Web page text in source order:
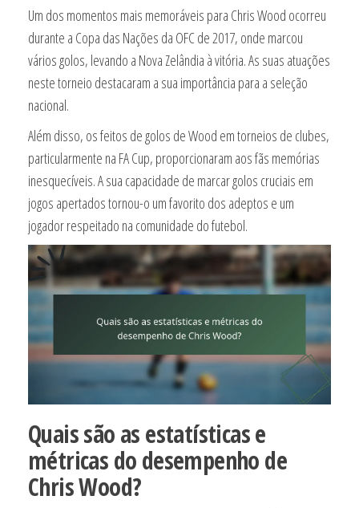
Um dos momentos mais memoráveis para Chris Wood ocorreu
durante a Copa das Nações da OFC de 2017, onde marcou
vários golos, levando a Nova Zelândia à vitória. As suas atuações
neste torneio destacaram a sua importância para a seleção
nacional.
Além disso, os feitos de golos de Wood em torneios de clubes,
particularmente na FA Cup, proporcionaram aos fãs memórias
inesquecíveis. A sua capacidade de marcar golos cruciais em
jogos apertados tornou-o um favorito dos adeptos e um
jogador respeitado na comunidade do futebol.
Quais são as estatísticas e
métricas do desempenho de
Chris Wood?